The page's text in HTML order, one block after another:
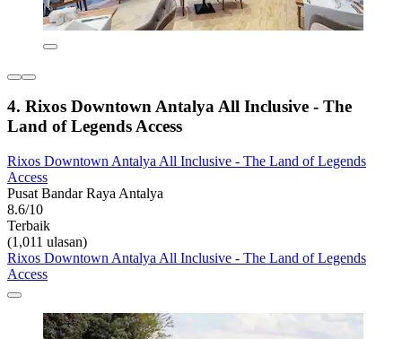
4. Rixos Downtown Antalya All Inclusive - The
Land of Legends Access
Rixos Downtown Antalya All Inclusive - The Land of Legends
Access
Pusat Bandar Raya Antalya
8.6/10
Terbaik
(1,011 ulasan)
Rixos Downtown Antalya All Inclusive - The Land of Legends
Access